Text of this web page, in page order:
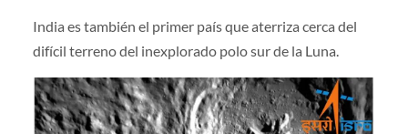
India es también el primer país que aterriza cerca del
difícil terreno del inexplorado polo sur de la Luna.